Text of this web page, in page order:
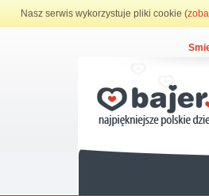
Nasz serwis wykorzystuje pliki cookie (